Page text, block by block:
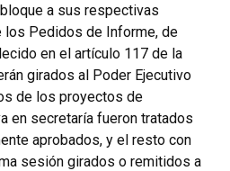
a sus respectivas
los Pedidos de Informe, de
en el artículo 117 de la
girados al Poder Ejecutivo
de los proyectos de
en secretaría fueron tratados
aprobados, y el resto con
sesión girados o remitidos a